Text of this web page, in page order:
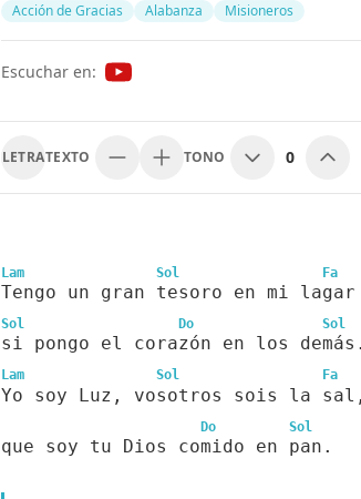
Acción de Gracias Alabanza Misioneros
Escuchar en:
LETRATEXTO TONO 0
Lam Sol Fa
Tengo un gran tesoro en mi lagar
Sol Do Sol
si pongo el corazón en los demás.
Lam Sol Fa
Yo soy Luz, vosotros sois la
Do Sol
que soy tu Dios comido en pan.